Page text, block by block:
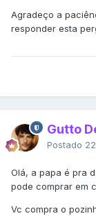
Agradeço a
responder esta
Gutto
Postado
Olá, a papa é pra
pode comprar em
Vc compra o